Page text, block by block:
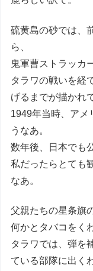
硫黄島の砂では、
ら、
鬼軍曹ストラッカ
タラワの戦いを経
げるまでが描かれ
1949年当時、アメ
うなあ。
数年後、日本でも
私だったらとても
なあ。
父親たちの星条旗
何かとタバコをく
タラワでは、弾を
ている部隊に出く